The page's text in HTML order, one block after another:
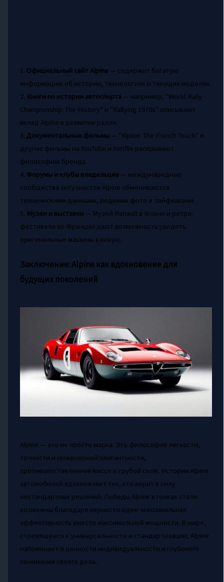
1. Официальный сайт Alpine— содержит богатую
информацию об истории, технологиях и текущих моделях.
2. Книги по истории автоспорта— например, "World Rally
Championship: The History" и "Rallying 1970s" описывают
вклад Alpine в развитие ралли.
3. Документальные фильмы— "Alpine: The French Touch" и
другие фильмы на YouTube и Netflix раскрывают
философию бренда.
4. Форумы и клубы владельцев— международные
сообщества энтузиастов Alpine обмениваются
техническими данными, редкими фото и лайфхаками.
5. Музеи и выставки— Музей Renault в Флане и ретро-
фестивали во Франции дают возможность увидеть
оригинальные машины вживую.
Заключение: Alpine как вдохновение для
будущих поколений
Alpine — это не просто марка. Это философия легкости,
точности и инженерной элегантности,
противопоставленная массе и грубой силе. История Alpine
автомобилей вдохновляет тех, кто верит в силу
нестандартных решений. Победы Alpine в гонках стали
возможны благодаря верности идее: максимальная
эффективность вместо максимальной мощности. В мире,
стремящемся к универсальности и стандартизации, Alpine
напоминает о ценности индивидуальности и глубокого
понимания своего дела.